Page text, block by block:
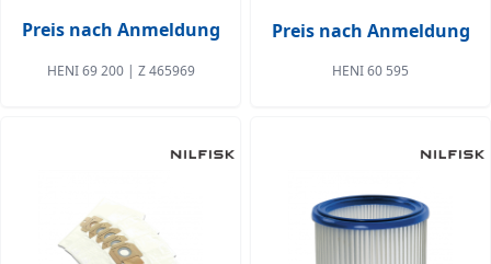
Preis nach Anmeldung
HENI 69 200 | Z 465969
Preis nach Anmeldung
HENI 60 595